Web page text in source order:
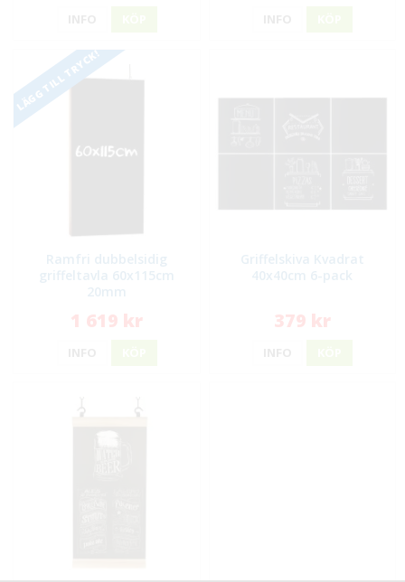
LÄGG TILL TRYCK!
Ramfri dubbelsidig
griffeltavla 60x115cm
20mm
1 619 kr
Griffelskiva Kvadrat
40x40cm 6-pack
379 kr